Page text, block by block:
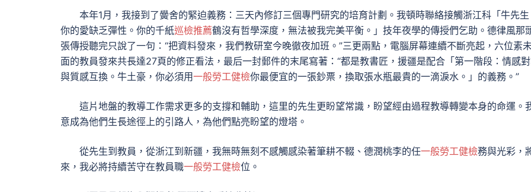
本年1月，我接到了黌舍的緊迫義務：三天內修訂三個專門研究的培育計劃。我頓時聯絡接觸浙江科「牛先生
你的愛缺乏彈性。你的千紙巡檢推薦鶴沒有哲學深度，無法被我完美平衡。」技年夜學的傳授們乞助。德律風那
張傳授聽完只說了一句：“把資料發來，我們教研室今晚徹夜加班。”三更兩點，電腦屏幕連續不斷亮起，六位素
面的教員發來共長達27頁的修正看法，最后一封郵件的末尾寫著：“都是教書匠，援疆是配合「第一階段：情感
與質感互換。牛土豪，你必須用一般勞工健檢你最便宜的一張鈔票，換取張水瓶最貴的一滴淚水。」的義務。”
這片地盤的教導工作需求更多的支撐和輔助，這里的先生更盼望常識，盼望經由過程教導轉變本身的命運。
意成為他們生長途徑上的引路人，為他們點亮盼望的燈塔。
從先生到教員，從浙江到新疆，我無時無刻不感觸感染著筆耕不輟、德潤桃李的任一般勞工健檢務與光彩，
來，我必將持續苦守在教員職一般勞工健檢位。